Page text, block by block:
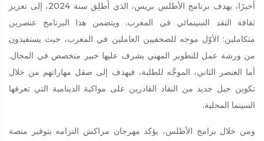
أخيرًا، يهدف برنامج الأطلس بريس، الذي أُطلِق سنة 2024، إلى تعزيز
ثقافة النقد السينمائي في المغرب. ويتضمن هذا البرنامج عنصرين
متكاملين: الأوّل موجه للصحفيين العاملين في المغرب، حيث يستفيدون
من ورشة عمل للتطوير المهني يشرف عليها خبير متخصص في المجال.
أما العنصر الثاني، الموجَّه للطلبة، فيهدف إلى صقل مهاراتهم من خلال
تكوين جيل جديد من النقاد القادرين على مواكبة الدينامية التي تعرفها
السينما المحلية.
ومن خلال برامج الأطلس، يؤكد مهرجان مراكش التزامه بتوفير منصة